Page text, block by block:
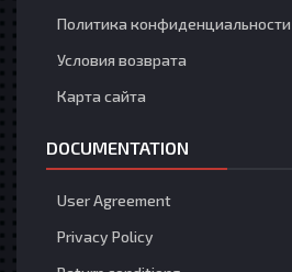
Политика конфиденциальности
Условия возврата
Карта сайта
DOCUMENTATION
User Agreement
Privacy Policy